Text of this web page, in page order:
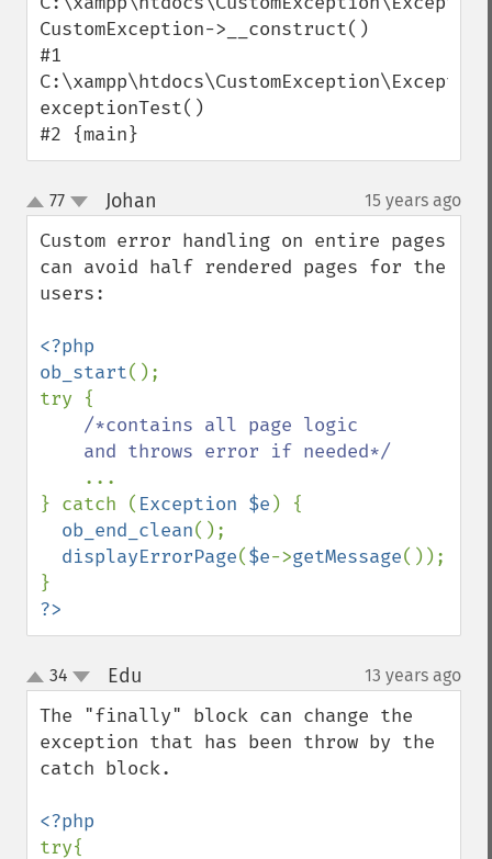
CustomException->__construct()
#1
exceptionTest()
#2 {main}
up
down
77 Johan 15 years ago
Custom error handling on entire pages
can avoid half rendered pages for the
users:
<?php
ob_start();
try {
/*contains all page logic
...
} catch ( Exception $e ) {
ob_end_clean();
displayErrorPage($e->getMessage());
?>
up
down
34 Edu 13 years ago
The "finally" block can change the
exception that has been throw by the
catch block.
try{